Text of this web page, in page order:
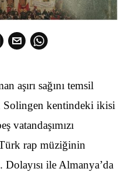
aşırı sağını temsil
Solingen kentindeki ikisi
vatandaşımızı
rap müziğinin
ile Almanya’da